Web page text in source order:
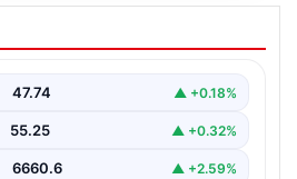
Yardımı Ödemeleri
mı? Bakan
doğum yardımı ödemeleri,
47.74 ▲ +0.18%
55.25 ▲ +0.32%
6660.6 ▲ +2.59%